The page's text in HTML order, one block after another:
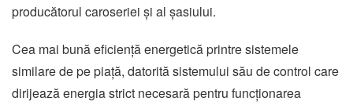
producătorul caroseriei și al șasiului.
Cea mai bună eficiență energetică printre sistemele
similare de pe piață, datorită sistemului său de control care
dirijează energia strict necesară pentru funcționarea